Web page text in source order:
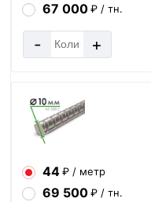
67 000₽ / тн.
- +
44₽ / метр
69 500₽ / тн.